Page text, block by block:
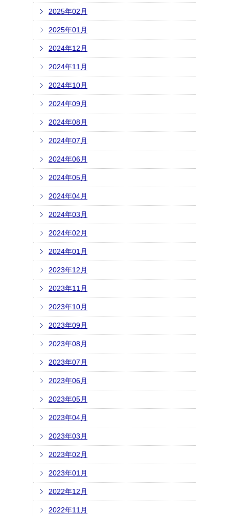
2025年02月
2025年01月
2024年12月
2024年11月
2024年10月
2024年09月
2024年08月
2024年07月
2024年06月
2024年05月
2024年04月
2024年03月
2024年02月
2024年01月
2023年12月
2023年11月
2023年10月
2023年09月
2023年08月
2023年07月
2023年06月
2023年05月
2023年04月
2023年03月
2023年02月
2023年01月
2022年12月
2022年11月